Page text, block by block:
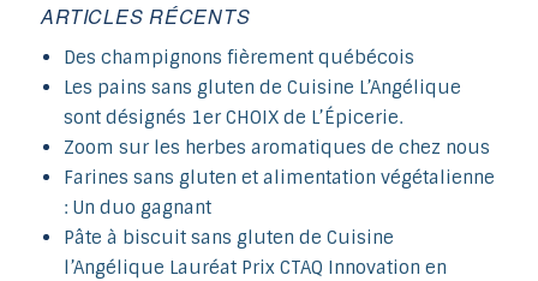
ARTICLES RÉCENTS
Des champignons fièrement québécois
Les pains sans gluten de Cuisine L’Angélique
sont désignés 1er CHOIX de L’Épicerie.
Zoom sur les herbes aromatiques de chez nous
Farines sans gluten et alimentation végétalienne
: Un duo gagnant
Pâte à biscuit sans gluten de Cuisine
l’Angélique Lauréat Prix CTAQ Innovation en